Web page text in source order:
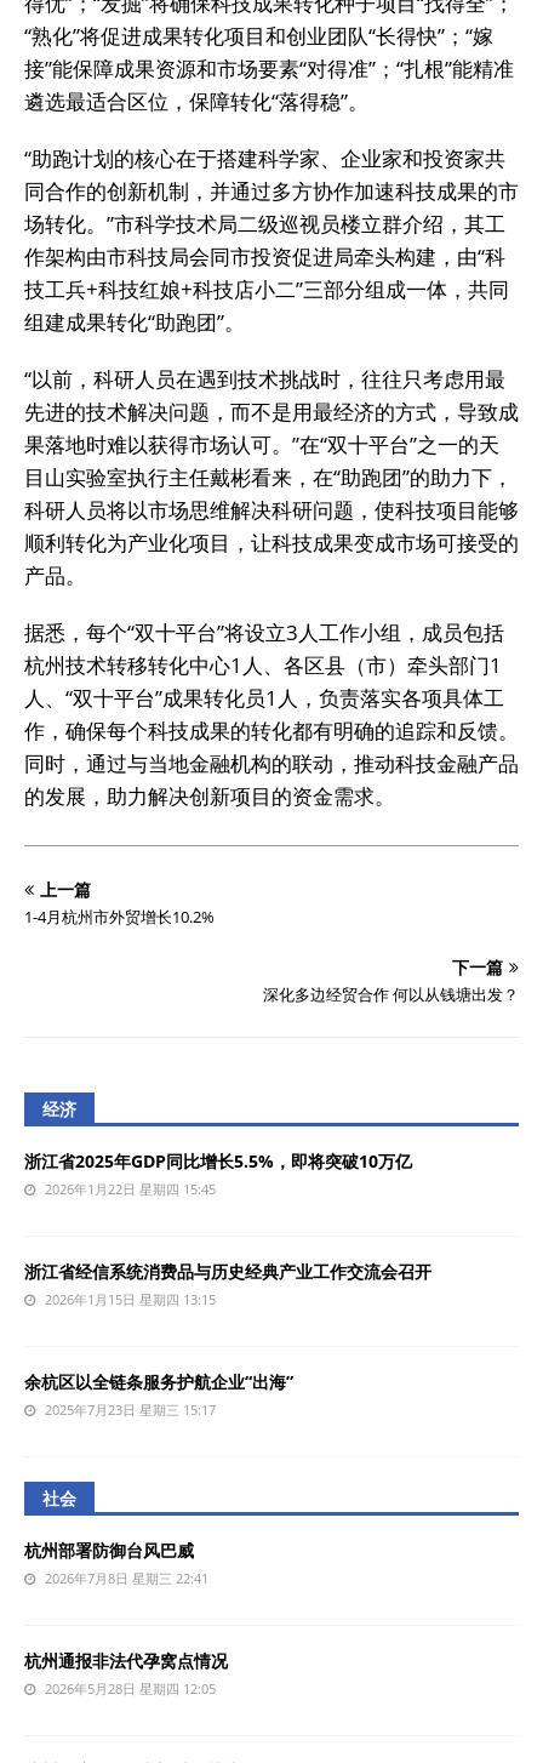
“熟化”将促进成果转化项目和创业团队“长得快”；“嫁
接”能保障成果资源和市场要素“对得准”；“扎根”能精准
遴选最适合区位，保障转化“落得稳”。
“助跑计划的核心在于搭建科学家、企业家和投资家共
同合作的创新机制，并通过多方协作加速科技成果的市
场转化。”市科学技术局二级巡视员楼立群介绍，其工
作架构由市科技局会同市投资促进局牵头构建，由“科
技工兵+科技红娘+科技店小二”三部分组成一体，共同
组建成果转化“助跑团”。
“以前，科研人员在遇到技术挑战时，往往只考虑用最
先进的技术解决问题，而不是用最经济的方式，导致成
果落地时难以获得市场认可。”在“双十平台”之一的天
目山实验室执行主任戴彬看来，在“助跑团”的助力下，
科研人员将以市场思维解决科研问题，使科技项目能够
顺利转化为产业化项目，让科技成果变成市场可接受的
产品。
据悉，每个“双十平台”将设立3人工作小组，成员包括
杭州技术转移转化中心1人、各区县（市）牵头部门1
人、“双十平台”成果转化员1人，负责落实各项具体工
作，确保每个科技成果的转化都有明确的追踪和反馈。
同时，通过与当地金融机构的联动，推动科技金融产品
的发展，助力解决创新项目的资金需求。
上一篇
1-4月杭州市外贸增长10.2%
下一篇
深化多边经贸合作 何以从钱塘出发？
经济
浙江省2025年GDP同比增长5.5%，即将突破10万亿
2026年1月22日 星期四 15:45
浙江省经信系统消费品与历史经典产业工作交流会召开
2026年1月15日 星期四 13:15
余杭区以全链条服务护航企业“出海”
2025年7月23日 星期三 15:17
社会
杭州部署防御台风巴威
2026年7月8日 星期三 22:41
杭州通报非法代孕窝点情况
2026年5月28日 星期四 12:05